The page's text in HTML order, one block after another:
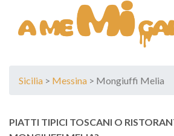
content
Sicilia > Messina > Mongiuffi Melia
PIATTI TIPICI TOSCANI O